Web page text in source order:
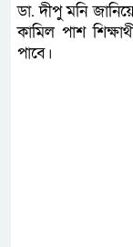
ডা. দীপু মনি
কামিল পাশ
পাবে।